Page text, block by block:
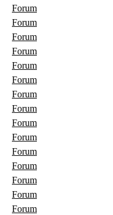
Forum
Forum
Forum
Forum
Forum
Forum
Forum
Forum
Forum
Forum
Forum
Forum
Forum
Forum
Forum